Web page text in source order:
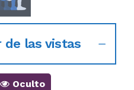
las vistas
Oculto